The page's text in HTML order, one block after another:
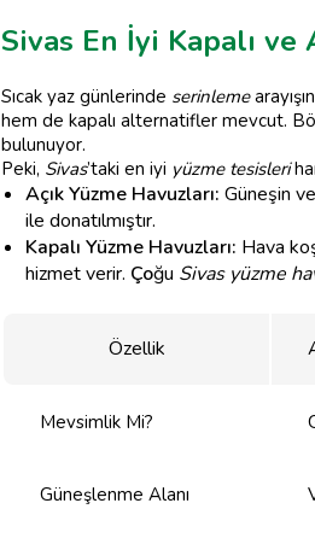
Sivas En İyi Kapalı ve
Sıcak yaz günlerinde serinleme
hem de kapalı alternatifler mevcut.
bulunuyor.
Peki, Sivas’taki en iyi yüzme tesisleri
Açık Yüzme Havuzları: Güneşin
ile donatılmıştır.
Kapalı Yüzme Havuzları: Hava
hizmet verir. Çoğu Sivas yüzme
Özellik
Mevsimlik Mi?
Güneşlenme Alanı